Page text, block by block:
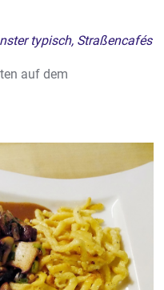
typisch, Straßencafés
auf dem